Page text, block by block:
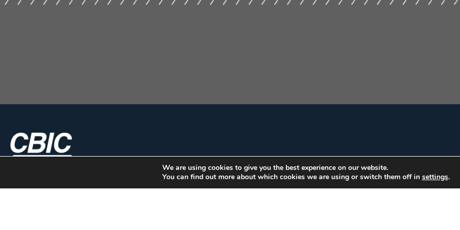
We are using cookies to give you the best experience on our website.
You can find out more about which cookies we are using or switch them off in settings.